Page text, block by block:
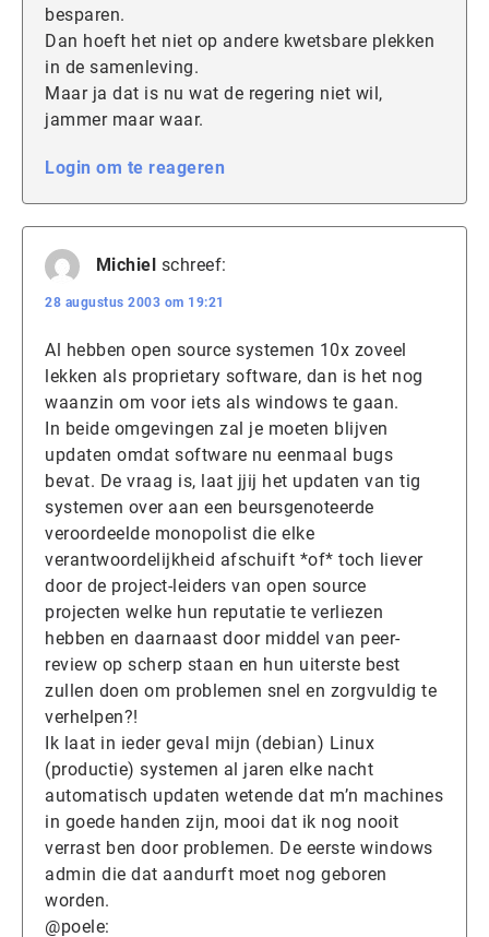
besparen.
Dan hoeft het niet op andere kwetsbare plekken
in de samenleving.
Maar ja dat is nu wat de regering niet wil,
jammer maar waar.
Login om te reageren
Michiel schreef:
28 augustus 2003 om 19:21
Al hebben open source systemen 10x zoveel
lekken als proprietary software, dan is het nog
waanzin om voor iets als windows te gaan.
In beide omgevingen zal je moeten blijven
updaten omdat software nu eenmaal bugs
bevat. De vraag is, laat jjij het updaten van tig
systemen over aan een beursgenoteerde
veroordeelde monopolist die elke
verantwoordelijkheid afschuift *of* toch liever
door de project-leiders van open source
projecten welke hun reputatie te verliezen
hebben en daarnaast door middel van peer-
review op scherp staan en hun uiterste best
zullen doen om problemen snel en zorgvuldig te
verhelpen?!
Ik laat in ieder geval mijn (debian) Linux
(productie) systemen al jaren elke nacht
automatisch updaten wetende dat m’n machines
in goede handen zijn, mooi dat ik nog nooit
verrast ben door problemen. De eerste windows
admin die dat aandurft moet nog geboren
worden.
@poele: